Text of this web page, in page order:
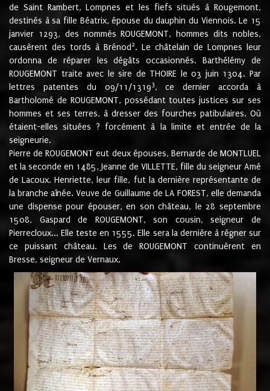
de Saint Rambert, Lompnes et les fiefs situés à Rougemont,
destinés à sa fille Béatrix, épouse du dauphin du Viennois. Le 15
janvier 1293, des nommés ROUGEMONT, hommes dits nobles,
causèrent des tords à Brénod 2. Le châtelain de Lompnes leur
ordonna de réparer les dégâts occasionnés. Barthélémy de
ROUGEMONT traite avec le sire de THOIRE le 03 juin 1304. Par
lettres patentes du 09/11/13193, ce dernier accorda à
Bartholomé de ROUGEMONT, possédant toutes justices sur ses
hommes et ses terres, à dresser des fourches patibulaires. Où
étaient-elles situées ? forcément à la limite et entrée de la
seigneurie.
Pierre de ROUGEMONT eut deux épouses, Bernarde de MONTLUEL
et la seconde en 1485, Jeanne de VILLETTE, fille du seigneur Amé
de Lacoux. Henriette, leur fille, fut la dernière représentante de
la branche aînée. Veuve de Guillaume de LA FOREST, elle demanda
une dispense pour épouser, en son château, le 28 septembre
1508, Gaspard de ROUGEMONT, son cousin, seigneur de
Pierrecloux... Elle teste en 1555. Elle sera la dernière à régner sur
ce puissant château. Les de ROUGEMONT continuèrent en
Bresse, seigneur de Vernaux.